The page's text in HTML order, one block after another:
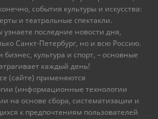
события культуры и искусства:
и театральные спектакли.
последние новости дня,
Санкт-Петербург, но и всю Россию.
культура и спорт, – основные
каждый день!
(сайте) применяются
(информационные технологии
на основе сбора, систематизации и
к предпочтениям пользователей